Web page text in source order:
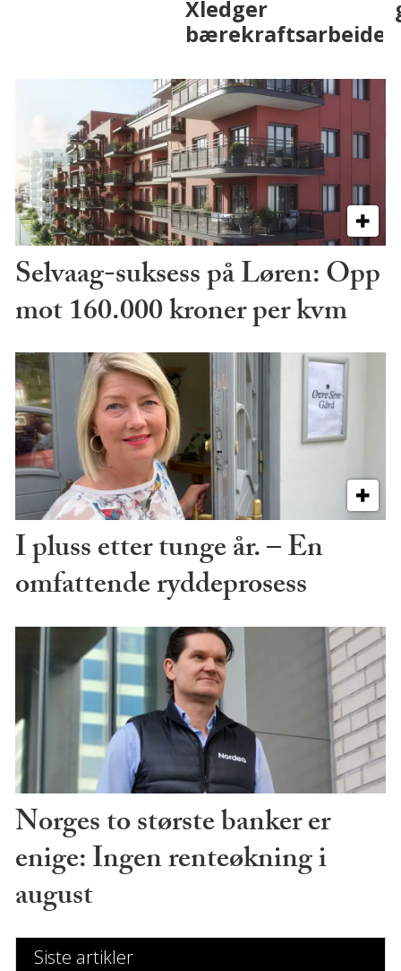
Selvaag-suksess på Løren: Opp
mot 160.000 kroner per kvm
I pluss etter tunge år. – En
omfattende ryddeprosess
Norges to største banker er
enige: Ingen renteøkning i
august
Siste artikler